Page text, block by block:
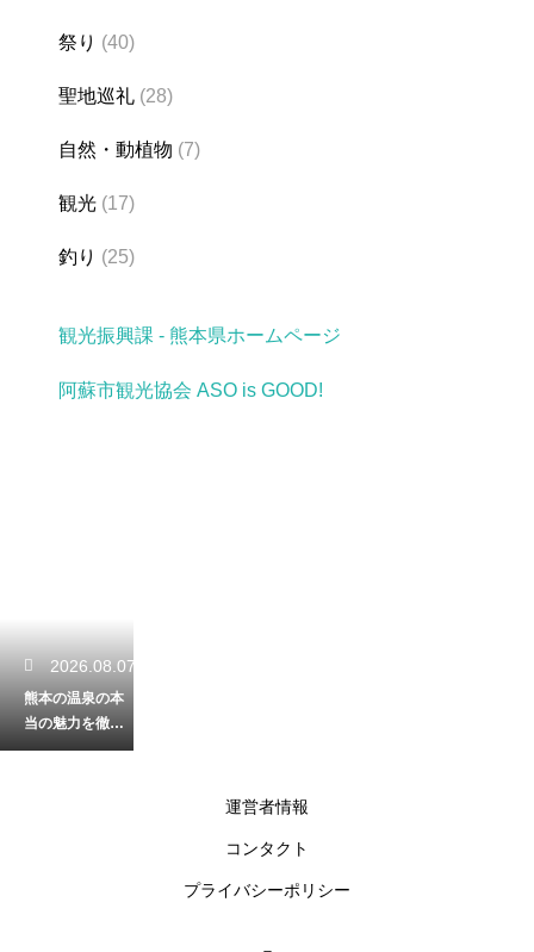
祭り (40)
聖地巡礼 (28)
自然・動植物 (7)
観光 (17)
釣り (25)
観光振興課 - 熊本県ホームページ
阿蘇市観光協会 ASO is GOOD!
2026.08.07
熊本の温泉の本
当の魅力を徹底
解剖！源泉の加
運営者情報
コンタクト
プライバシーポリシー